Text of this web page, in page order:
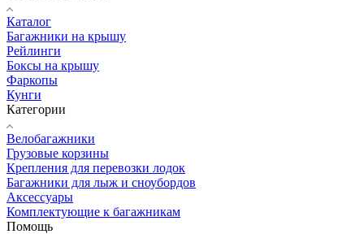
Каталог
Багажники на крышу
Рейлинги
Боксы на крышу
Фаркопы
Кунги
Категории
Велобагажники
Грузовые корзины
Крепления для перевозки лодок
Багажники для лыж и сноубордов
Аксессуары
Комплектующие к багажникам
Помощь